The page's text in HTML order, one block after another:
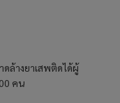
ดล้างยาเสพติดได้ผู้
คน